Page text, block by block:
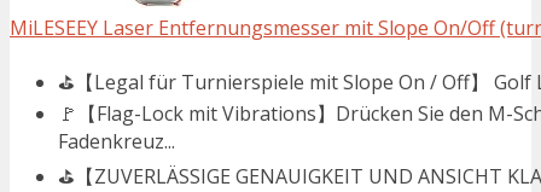
MiLESEEY Laser Entfernungsmesser mit Slope On/Off
⛳【Legal für Turnierspiele mit Slope On / Off】
🚩【Flag-Lock mit Vibrations】Drücken Sie den M-
Fadenkreuz...
⛳【ZUVERLÄSSIGE GENAUIGKEIT UND ANSICHT